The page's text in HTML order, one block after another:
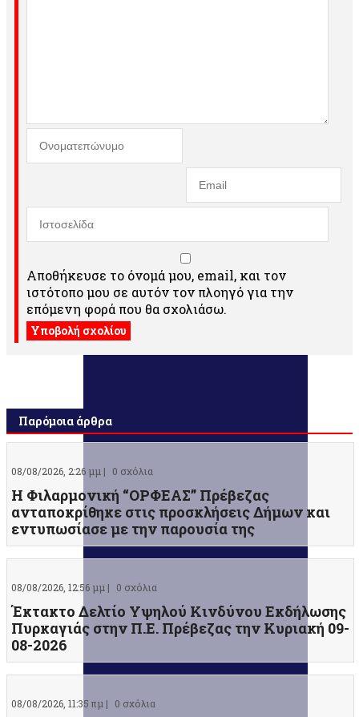
Αποθήκευσε το όνομά μου, email, και τον
ιστότοπο μου σε αυτόν τον πλοηγό για την
επόμενη φορά που θα σχολιάσω.
Παρόμοια άρθρα
08/08/2026, 2:26 μμ | 0 σχόλια
Η Φιλαρμονική “ΟΡΦΕΑΣ” Πρέβεζας
ανταποκρίθηκε στις προσκλήσεις Δήμων και
εντυπωσίασε με την παρουσία της
08/08/2026, 12:56 μμ | 0 σχόλια
Έκτακτο Δελτίο Υψηλού Κινδύνου Εκδήλωσης
Πυρκαγιάς στην Π.Ε. Πρέβεζας την Κυριακή 09-
08-2026
08/08/2026, 11:35 πμ | 0 σχόλια